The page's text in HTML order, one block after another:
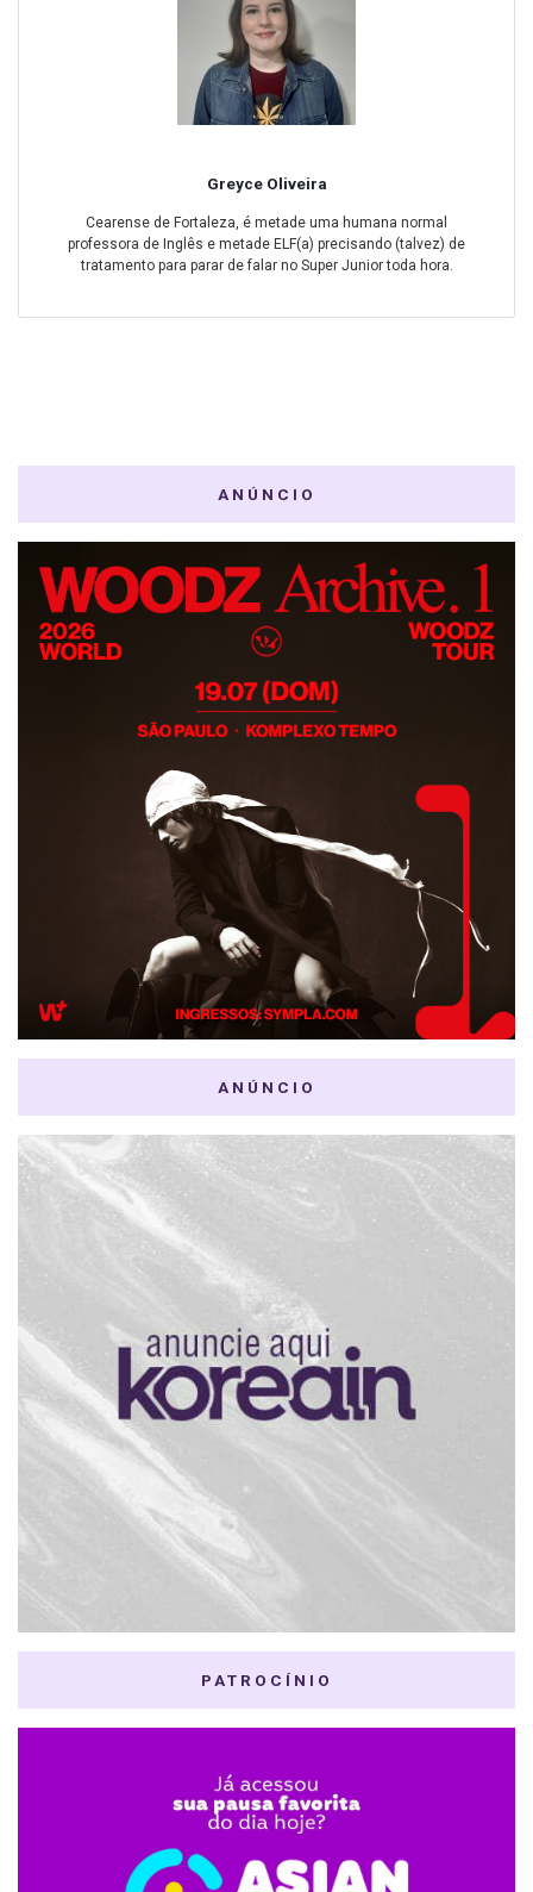
Greyce Oliveira
Cearense de Fortaleza, é metade uma humana normal
professora de Inglês e metade ELF(a) precisando (talvez) de
tratamento para parar de falar no Super Junior toda hora.
ANÚNCIO
ANÚNCIO
PATROCÍNIO